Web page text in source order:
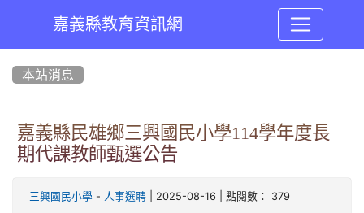
嘉義縣教育資訊網
本站消息
嘉義縣民雄鄉三興國民小學114學年度長
期代課教師甄選公告
三興國民小學 - 人事選聘 | 2025-08-16 | 點閱數： 379